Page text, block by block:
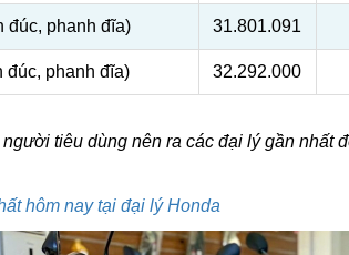
đúc, phanh đĩa) 31.801.091
đúc, phanh đĩa) 32.292.000
tiêu dùng nên ra các đại lý gần nhất
hôm nay tại đại lý Honda